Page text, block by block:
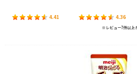
4.41 4.36
※レビュー7件以上